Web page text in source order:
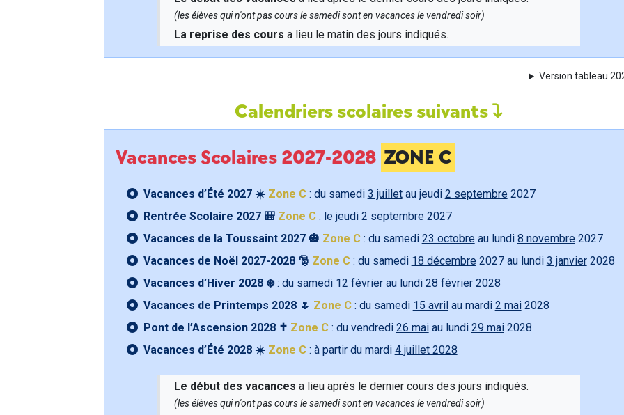
(les élèves qui n'ont pas cours le samedi sont en vacances le vendredi soir)
La reprise des cours a lieu le matin des jours indiqués.
Version tableau
Calendriers scolaires suivants
Vacances Scolaires 2027-2028 ZONE C
Vacances d’Été 2027 ☀️ Zone C: du samedi 3 juilletau jeudi 2 septembre 2027
Rentrée Scolaire 2027 🎒 Zone C: le jeudi 2 septembre 2027
Vacances de la Toussaint 2027 🎃 Zone C: du samedi 23 octobre au lundi 8 novembre 2027
Vacances de Noël 2027-2028 🎅 Zone C: du samedi 18 décembre 2027 au lundi 3 janvier2028
Vacances d’Hiver 2028 ❄️: du samedi 12 févrierau lundi 28 février2028
Vacances de Printemps 2028 🌷 Zone C: du samedi 15 avril au mardi 2 mai2028
Pont de l’Ascension 2028 ✝️ Zone C: du vendredi 26 maiau lundi 29 mai2028
Vacances d’Été 2028 ☀️ Zone C: à partir du mardi 4 juillet 2028
Le début des vacances a lieu après le dernier cours des jours indiqués.
(les élèves qui n'ont pas cours le samedi sont en vacances le vendredi soir)